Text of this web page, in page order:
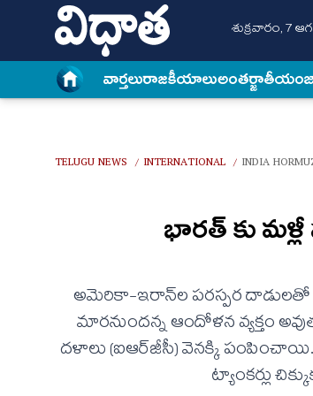
శుక్రవారం, 7
వార్త‌లురాజకీయాలుఅంత‌ర్జాతీయం
TELUGU NEWS / INTERNATIONAL / INDIA
భారత్ కు
అమెరికా-ఇరాన్‌ల పరస్పర దాడులతో
మారనుందన్న ఆందోళన వ్యక్తం
దళాలు (ఐఆర్‌జీసీ) వెనక్కి పంపించాయి.
ట్యాంకర్లు